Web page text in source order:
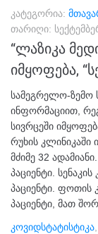
კატეგორია:
თარიღი:
“ლაზიკა
იმყოფება,
სამეგრელო-ზემო
ინფორმაციით,
სივრცეში
რუხის კლინიკაში
მძიმე 32
პაციენტი.
პაციენტი. ფოთის
პაციენტი, მათ
Კოვიდსტატისტიკა,